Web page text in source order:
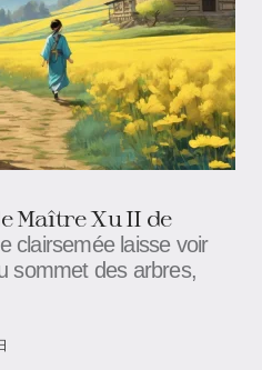
Maître Xu II de
clairsemée laisse voir
sommet des arbres,